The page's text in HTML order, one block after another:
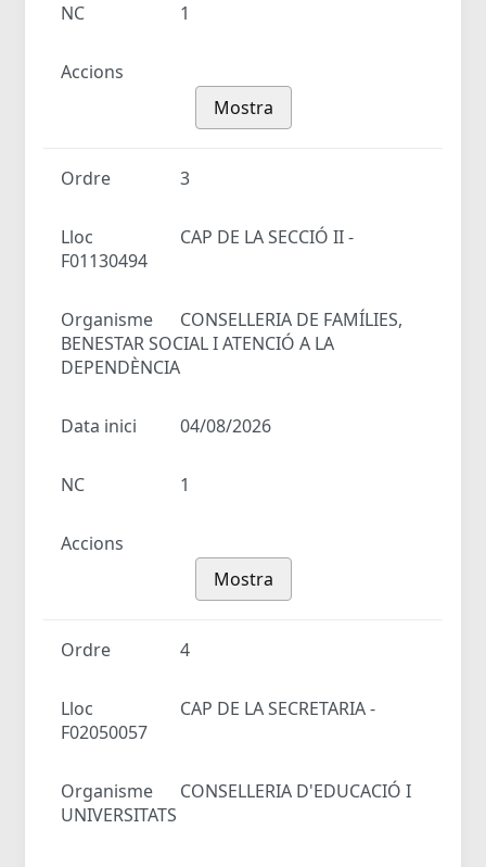
NC 1
Accions
Mostra
Ordre 3
Lloc
CAP DE LA SECCIÓ II -
F01130494
Organisme
CONSELLERIA DE FAMÍLIES,
BENESTAR SOCIAL I ATENCIÓ A LA
DEPENDÈNCIA
Data inici 04/08/2026
NC 1
Accions
Mostra
Ordre 4
Lloc
CAP DE LA SECRETARIA -
F02050057
Organisme
CONSELLERIA D'EDUCACIÓ I
UNIVERSITATS